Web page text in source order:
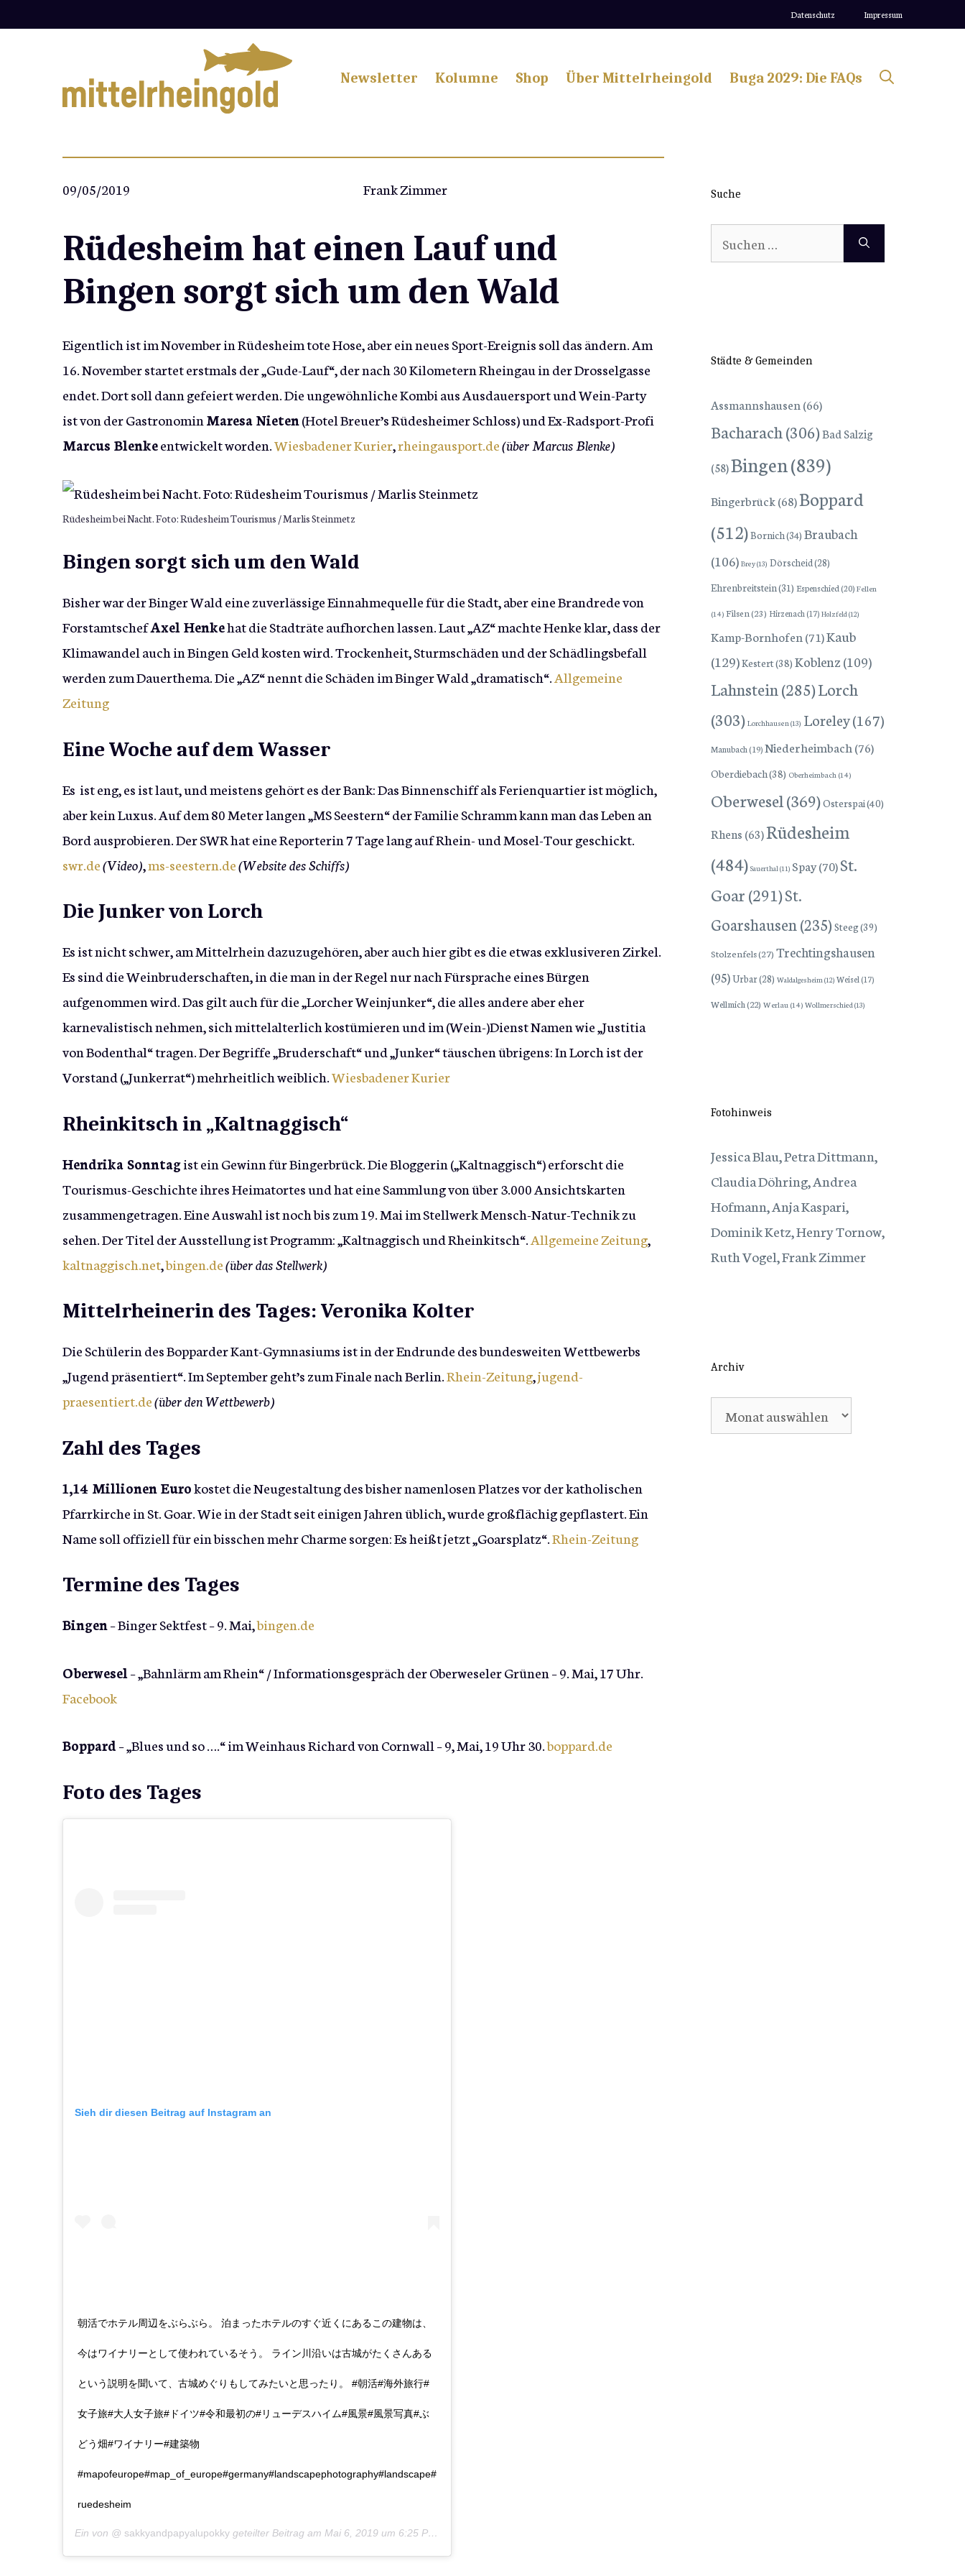
Datenschutz Impressum
Newsletter Kolumne Shop Über Mittelrheingold Buga 2029: Die FAQs
09/05/2019 Frank Zimmer
Rüdesheim hat einen Lauf und
Bingen sorgt sich um den Wald
Eigentlich ist im November in Rüdesheim tote Hose, aber ein neues Sport-Ereignis soll das ändern. Am
16. November startet erstmals der „Gude-Lauf“, der nach 30 Kilometern Rheingau in der Drosselgasse
endet. Dort soll dann gefeiert werden. Die ungewöhnliche Kombi aus Ausdauersport und Wein-Party
ist von der Gastronomin Maresa Nieten(Hotel Breuer’s Rüdesheimer Schloss) und Ex-Radsport-Profi
Marcus Blenkeentwickelt worden.Wiesbadener Kurier,rheingausport.de(über Marcus Blenke)
Rüdesheim bei Nacht. Foto: Rüdesheim Tourismus / Marlis Steinmetz
Bingen sorgt sich um den Wald
Bisher war der Binger Wald eine zuverlässige Einnahmequelle für die Stadt, aber eine Brandrede von
ForstamtschefAxel Henkehat die Stadträte aufhorchen lassen. Laut „AZ“ machte Henke klar, dass der
Klimawandel auch in Bingen Geld kosten wird. Trockenheit, Sturmschäden und der Schädlingsbefall
werden zum Dauerthema. Die „AZ“ nennt die Schäden im Binger Wald „dramatisch“.Allgemeine
Zeitung
Eine Woche auf dem Wasser
Es ist eng, es ist laut, und meistens gehört es der Bank: Das Binnenschiff als Ferienquartier ist möglich,
aber kein Luxus. Auf dem 80 Meter langen „MS Seestern“ der Familie Schramm kann man das Leben an
Bord ausprobieren. Der SWR hat eine Reporterin 7 Tage lang auf Rhein- und Mosel-Tour geschickt.
swr.de(Video),ms-seestern.de(Website des Schiffs)
Die Junker von Lorch
Es ist nicht schwer, am Mittelrhein dazuzugehören, aber auch hier gibt es die etwas exklusiveren Zirkel.
Es sind die Weinbruderschaften, in die man in der Regel nur nach Fürsprache eines Bürgen
aufgenommen wird. Das gilt auch für die „Lorcher Weinjunker“, die alles andere aber eher
karnevalistisch nehmen, sich mittelalterlich kostümieren und im (Wein-)Dienst Namen wie „Justitia
von Bodenthal“ tragen. Der Begriffe „Bruderschaft“ und „Junker“ täuschen übrigens: In Lorch ist der
Vorstand („Junkerrat“) mehrheitlich weiblich.Wiesbadener Kurier
Rheinkitsch in „Kaltnaggisch“
Hendrika Sonntagist ein Gewinn für Bingerbrück. Die Bloggerin („Kaltnaggisch“) erforscht die
Tourismus-Geschichte ihres Heimatortes und hat eine Sammlung von über 3.000 Ansichtskarten
zusammengetragen. Eine Auswahl ist noch bis zum 19. Mai im Stellwerk Mensch-Natur-Technik zu
sehen. Der Titel der Ausstellung ist Programm: „Kaltnaggisch und Rheinkitsch“.Allgemeine Zeitung,
kaltnaggisch.net,bingen.de(über das Stellwerk)
Mittelrheinerin des Tages: Veronika Kolter
Die Schülerin des Bopparder Kant-Gymnasiums ist in der Endrunde des bundesweiten Wettbewerbs
„Jugend präsentiert“. Im September geht’s zum Finale nach Berlin.Rhein-Zeitung,jugend-
praesentiert.de(über den Wettbewerb)
Zahl des Tages
1,14 Millionen Eurokostet die Neugestaltung des bisher namenlosen Platzes vor der katholischen
Pfarrkirche in St. Goar. Wie in der Stadt seit einigen Jahren üblich, wurde großflächig gepflastert. Ein
Name soll offiziell für ein bisschen mehr Charme sorgen: Es heißt jetzt „Goarsplatz“.Rhein-Zeitung
Termine des Tages
Bingen– Binger Sektfest – 9. Mai,bingen.de
Oberwesel– „Bahnlärm am Rhein“ / Informationsgespräch der Oberweseler Grünen – 9. Mai, 17 Uhr.
Facebook
Boppard– „Blues und so ….“ im Weinhaus Richard von Cornwall – 9, Mai, 19 Uhr 30.boppard.de
Foto des Tages
Sieh dir diesen Beitrag auf Instagram an
朝活でホテル周辺をぶらぶら。 泊まったホテルのすぐ近くにあるこの建物は、
今はワイナリーとして使われているそう。 ライン川沿いは古城がたくさんある
という説明を聞いて、古城めぐりもしてみたいと思ったり。 #朝活#海外旅行#
女子旅#大人女子旅#ドイツ#令和最初の#リューデスハイム#風景#風景写真#ぶ
どう畑#ワイナリー#建築物
#mapofeurope#map_of_europe#germany#landscapephotography#landscape#
ruedesheim
Ein von @ sakkyandpapyalupokky geteilter Beitrag am Mai 6, 2019 um 6:25 PDT
Suche
Suchen
nach:
Städte & Gemeinden
Assmannshausen (66)
Bacharach(306)Bad Salzig
(58)Bingen(839)
Bingerbrück(68)Boppard
(512)Bornich(34) Braubach
(106) Brey(13) Dörscheid(28)
Ehrenbreitstein(31) Espenschied (20) Fellen
(14) Filsen(23) Hirzenach (17) Holzfeld(12)
Kamp-Bornhofen (71)Kaub
(129)Kestert(38) Koblenz(109)
Lahnstein(285)Lorch
(303) Lorchhausen (13) Loreley(167)
Manubach (19) Niederheimbach (76)
Oberdiebach(38) Oberheimbach (14)
Oberwesel(369)Osterspai(40)
Rhens (63)Rüdesheim
(484) Sauerthal(11) Spay(70)St.
Goar(291)St.
Goarshausen (235) Steeg(39)
Stolzenfels(27) Trechtingshausen
(95)Urbar(28) Waldalgesheim(12) Weisel (17)
Wellmich (22) Werlau (14) Wollmerschied (13)
Fotohinweis
Jessica Blau, Petra Dittmann,
Claudia Döhring, Andrea
Hofmann, Anja Kaspari,
Dominik Ketz, Henry Tornow,
Ruth Vogel, Frank Zimmer
Archiv
Archiv